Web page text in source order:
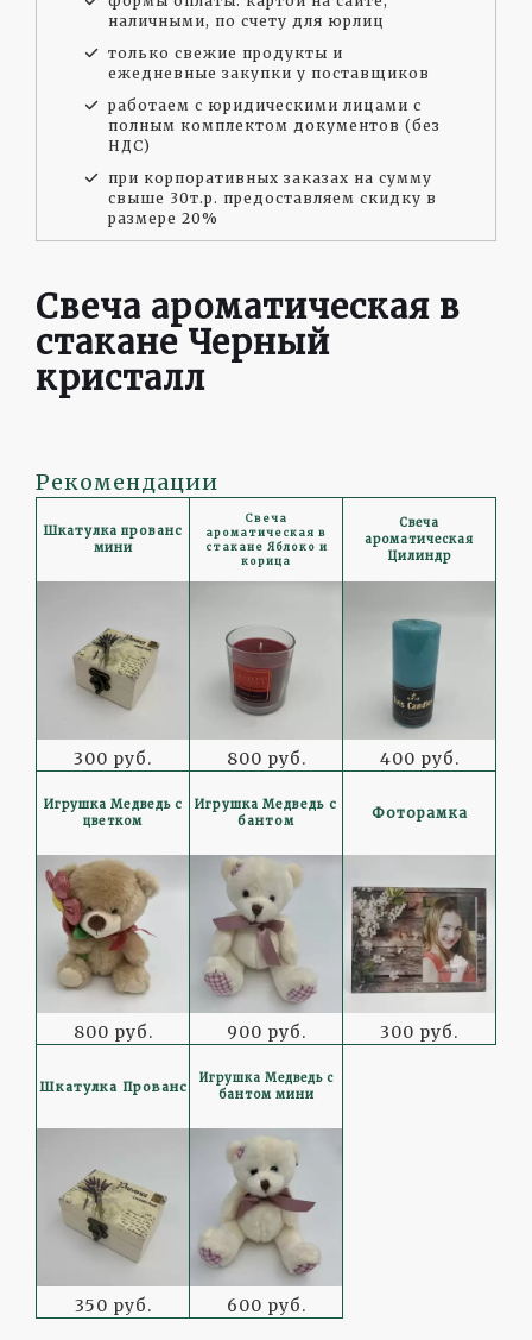
Свеча ароматическая в
стакане Черный
кристалл
Рекомендации
Шкатулка прованс
мини
300 руб.
Свеча
ароматическая в
стакане Яблоко и
корица
800 руб.
Свеча
ароматическая
Цилиндр
400 руб.
Игрушка Медведь с
цветком
800 руб.
Игрушка Медведь с
бантом
900 руб.
Фоторамка
300 руб.
Шкатулка Прованс
350 руб.
Игрушка Медведь с
бантом мини
600 руб.
наличными, по счету для юрлиц
только свежие продукты и
ежедневные закупки у поставщиков
работаем с юридическими лицами с
полным комплектом документов (без
НДС)
при корпоративных заказах на сумму
свыше 30т.р. предоставляем скидку в
размере 20%